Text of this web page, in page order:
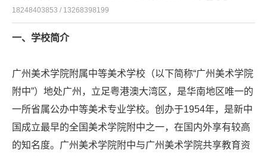
18248403853 / 13268398199
一、学校简介
广州美术学院附属中等美术学校（以下简称“广州美术学院
附中”）地处广州，立足粤港澳大湾区，是华南地区唯一的
一所省属公办中等美术专业学校。创办于1954年，是新中
国成立最早的全国美术学院附中之一，在国内外享有较高
的知名度。广州美术学院附中与广州美术学院共享教育资